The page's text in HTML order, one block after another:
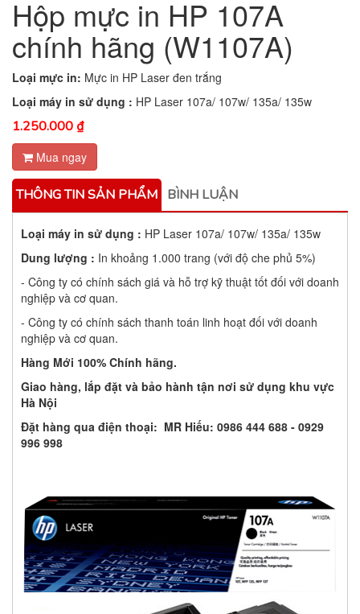
Hộp mực in HP 107A
chính hãng (W1107A)
Loại mực in: Mực in HP Laser đen trắng
Loại máy in sử dụng : HP Laser 107a/ 107w/ 135a/ 135w
1.250.000 ₫
Mua ngay
THÔNG TIN SẢN PHẨM BÌNH LUẬN
Loại máy in sử dụng : HP Laser 107a/ 107w/ 135a/ 135w
Dung lượng : In khoảng 1.000 trang (với độ che phủ 5%)
- Công ty có chính sách giá và hỗ trợ kỹ thuật tốt đối với doanh
nghiệp và cơ quan.
- Công ty có chính sách thanh toán linh hoạt đối với doanh
nghiệp và cơ quan.
Hàng Mới 100% Chính hãng.
Giao hàng, lắp đặt và bảo hành tận nơi sử dụng khu vực
Hà Nội
Đặt hàng qua điện thoại: MR Hiếu: 0986 444 688 - 0929
996 998